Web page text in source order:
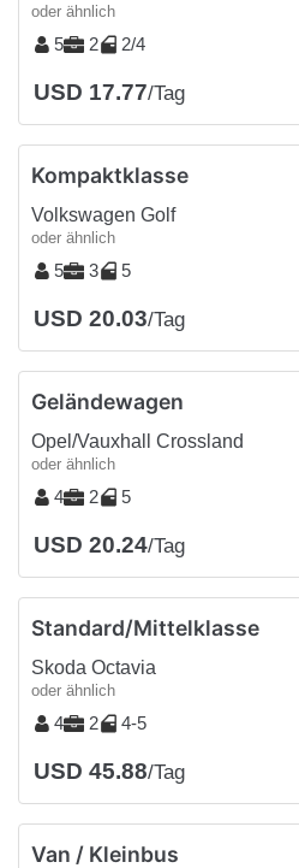
oder ähnlich
5 2 2/4
USD 17.77/Tag
Kompaktklasse
Volkswagen Golf
oder ähnlich
5 3 5
USD 20.03/Tag
Geländewagen
Opel/Vauxhall Crossland
oder ähnlich
4 2 5
USD 20.24/Tag
Standard/Mittelklasse
Skoda Octavia
oder ähnlich
4 2 4-5
USD 45.88/Tag
Van / Kleinbus